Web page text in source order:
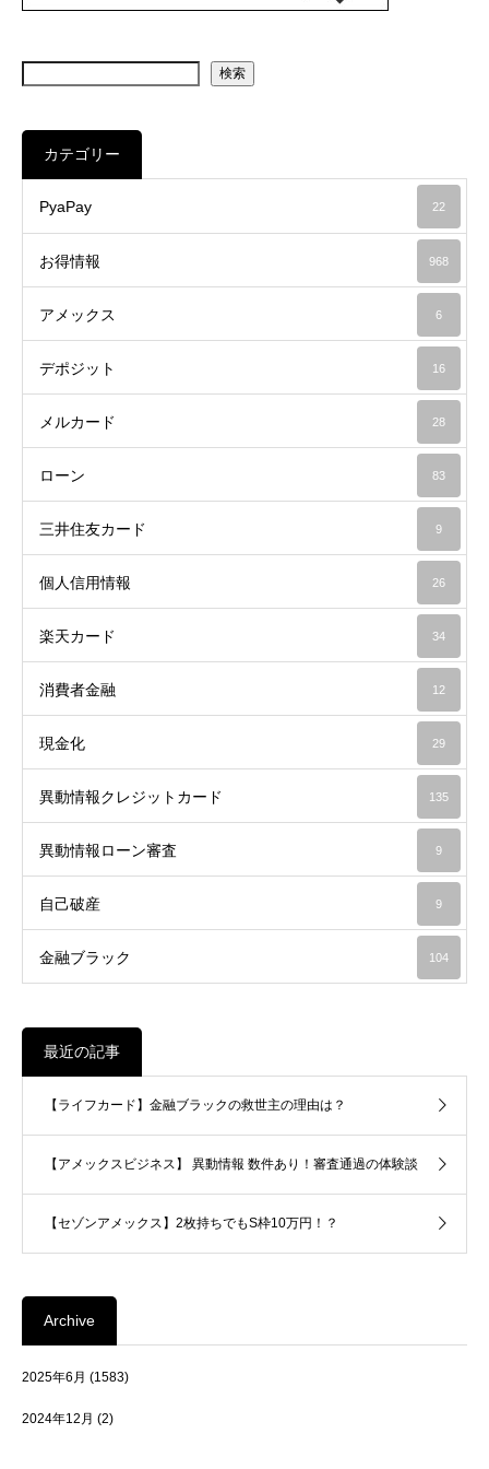
検索
カテゴリー
PyaPay 22
お得情報 968
アメックス 6
デポジット 16
メルカード 28
ローン 83
三井住友カード 9
個人信用情報 26
楽天カード 34
消費者金融 12
現金化 29
異動情報クレジットカード 135
異動情報ローン審査 9
自己破産 9
金融ブラック 104
最近の記事
【ライフカード】金融ブラックの救世主の理由は？
【アメックスビジネス】 異動情報 数件あり！審査通過の体験談
【セゾンアメックス】2枚持ちでもS枠10万円！？
Archive
2025年6月 (1583)
2024年12月 (2)